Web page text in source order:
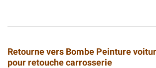
Retourne vers Bombe Peinture
pour retouche carrosserie